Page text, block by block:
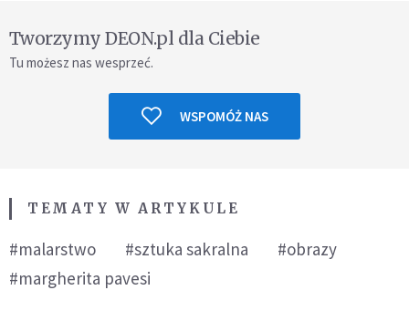
Tworzymy DEON.pl dla Ciebie
Tu możesz nas wesprzeć.
WSPOMÓŻ NAS
TEMATY W ARTYKULE
#malarstwo #sztuka sakralna
#obrazy
#margherita pavesi